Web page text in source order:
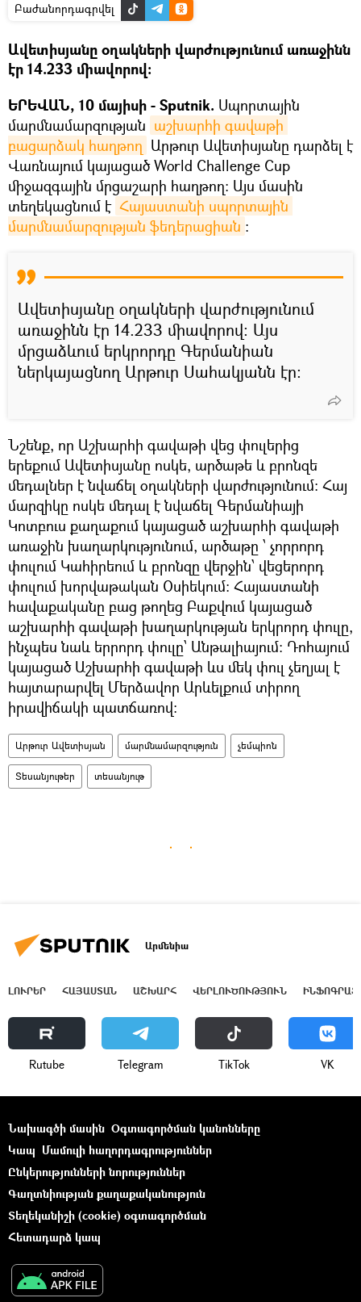
Բաժանորդագրվել
Ավետիսյանը օղակների վարժությունում առաջինն
էր 14.233 միավորով:
ԵՐԵՎԱՆ, 10 մայիսի - Sputnik. Սպորտային
մարմնամարզության աշխարհի գավաթի
բացարձակ հաղթող Արթուր Ավետիսյանը դարձել է
Վառնայում կայացած World Challenge Cup
միջազգային մրցաշարի հաղթող: Այս մասին
տեղեկացնում է Հայաստանի սպորտային
մարմնամարզության ֆեդերացիան :
Ավետիսյանը օղակների վարժությունում
առաջինն էր 14.233 միավորով: Այս
մրցաձևում երկրորդը Գերմանիան
ներկայացնող Արթուր Սահակյանն էր:
Նշենք, որ Աշխարհի գավաթի վեց փուլերից
երեքում Ավետիսյանը ոսկե, արծաթե և բրոնզե
մեդալներ է նվաճել օղակների վարժությունում: Հայ
մարզիկը ոսկե մեդալ է նվաճել Գերմանիայի
Կոտբուս քաղաքում կայացած աշխարհի գավաթի
առաջին խաղարկությունում, արծաթը ՝ չորրորդ
փուլում Կահիրեում և բրոնզը վերջին՝ վեցերորդ
փուլում խորվաթական Օսիեկում: Հայաստանի
հավաքականը բաց թողեց Բաքվում կայացած
աշխարհի գավաթի խաղարկության երկրորդ փուլը,
ինչպես նաև երրորդ փուլը՝ Անթալիայում: Դոհայում
կայացած Աշխարհի գավաթի ևս մեկ փուլ չեղյալ է
հայտարարվել Մերձավոր Արևելքում տիրող
իրավիճակի պատճառով:
Արթուր Ավետիսյան մարմնամարզություն չեմպիոն
Տեսանյութեր տեսանյութ
Արմենիա
ԼՈՒՐԵՐ ՀԱՅԱՍՏԱՆ ԱՇԽԱՐՀ ՎԵՐԼՈՒԾՈՒԹՅՈՒՆ
Rutube Telegram ТikТоk VK
Նախագծի մասին Օգտագործման կանոնները
Կապ Մամուլի հաղորդագրություններ
Ընկերությունների նորություններ
Գաղտնիության քաղաքականություն
Տեղեկանիշի (cookie) օգտագործման
Հետադարձ կապ